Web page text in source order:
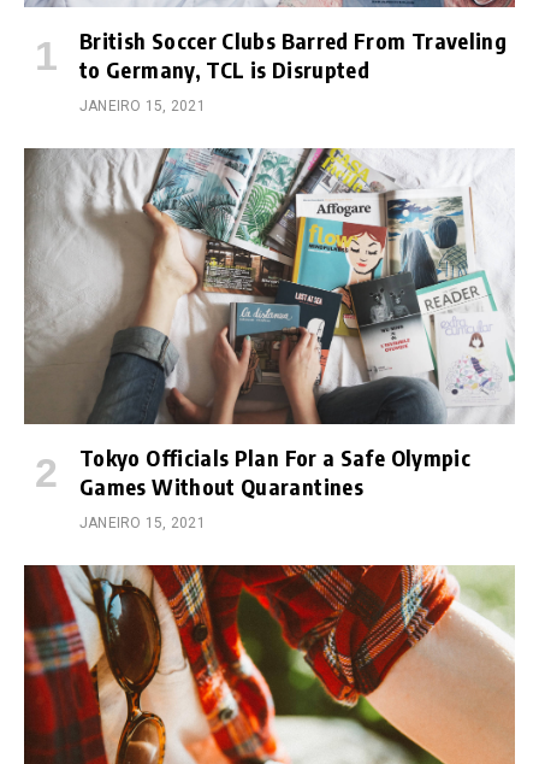
British Soccer Clubs Barred From Traveling
to Germany, TCL is Disrupted
JANEIRO 15, 2021
Tokyo Officials Plan For a Safe Olympic
Games Without Quarantines
JANEIRO 15, 2021